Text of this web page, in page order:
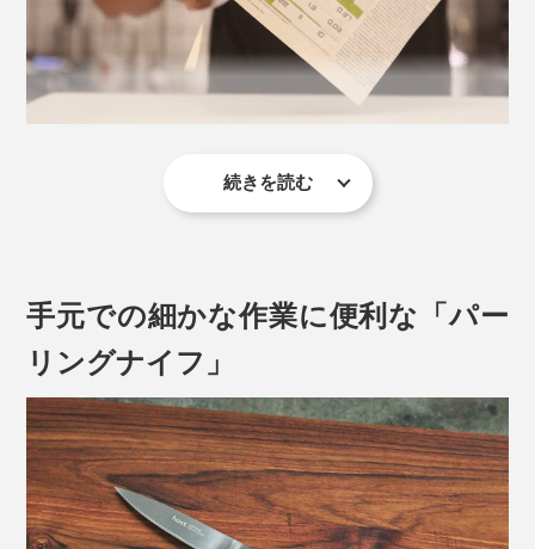
写真は「シェフズナイフ／チタンブラック」
繊維や果肉を潰さずきれいに切れるから、断面はとても
みずみずしい。いつも食べているトマトが、驚くほど舌
触りなめらかでおいしく感じます。
生魚の筋も、すんなりと捌（さば）けて楽しい！
度」と「強度」を絶妙なバランスで組み合わせた、まっ
たく新しい鋼材です。
続きを読む
手元での細かな作業に便利な「パー
リングナイフ」